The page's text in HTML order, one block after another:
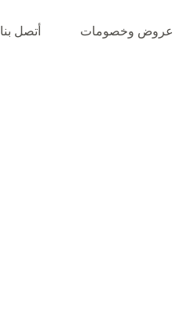
عروض وخصومات أتصل بنا